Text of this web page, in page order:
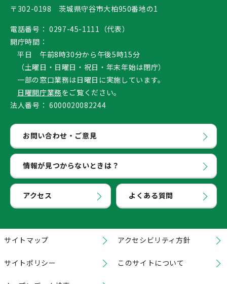
〒302-0198 茨城県守谷市大柏950番地の1
電話番号： 0297-45-1111（代表）
開庁時間：
平日 午前8時30分から午後5時15分
（土曜日・日曜日・祝日・年末年始は閉庁）
一部の窓口業務は日曜日に実施しています。
日曜開庁業務をご覧ください。
法人番号： 6000020082244
お問い合わせ・ご意見
情報が見つからないときは？
アクセス よくある質問
サイトマップ アクセシビリティ方針
サイトポリシー このサイトについて